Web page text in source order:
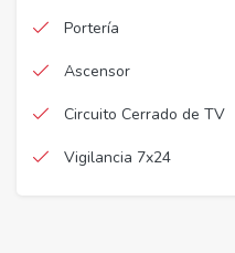
Portería
Ascensor
Circuito Cerrado de TV
Vigilancia 7x24